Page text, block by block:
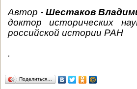
Автор - Шестаков
доктор исторических
российской истории РАН
.
Поделиться…